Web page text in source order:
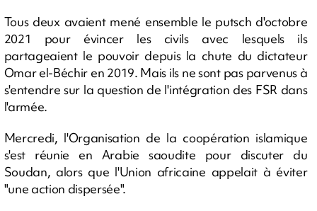
Tous deux avaient mené ensemble le putsch d'octobre
2021 pour évincer les civils avec lesquels ils
partageaient le pouvoir depuis la chute du dictateur
Omar el-Béchir en 2019. Mais ils ne sont pas parvenus à
s'entendre sur la question de l'intégration des FSR dans
l'armée.
Mercredi, l'Organisation de la coopération islamique
s'est réunie en Arabie saoudite pour discuter du
Soudan, alors que l'Union africaine appelait à éviter
"une action dispersée".